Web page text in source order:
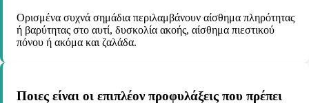
Ορισμένα συχνά σημάδια περιλαμβάνουν αίσθημα πληρότητας
ή βαρύτητας στο αυτί, δυσκολία ακοής, αίσθημα πιεστικού
πόνου ή ακόμα και ζαλάδα.
Ποιες είναι οι επιπλέον προφυλάξεις που πρέπει